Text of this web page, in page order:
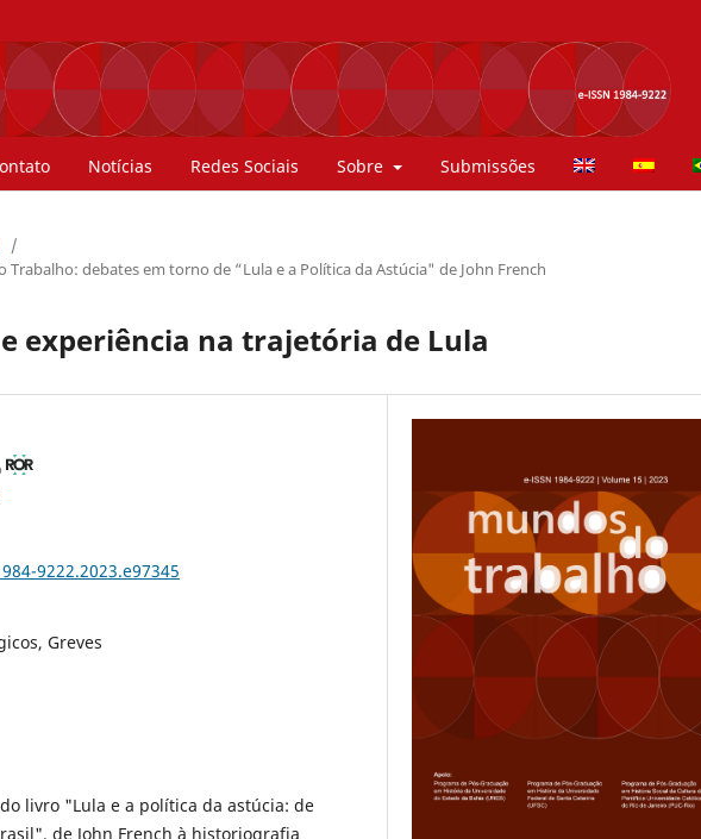
Notícias Redes Sociais Sobre Submissões
/
Trabalho: debates em torno de “Lula e a Política da Astúcia" de John French
experiência na trajetória de Lula
9222.2023.e97345
Greves
livro "Lula e a política da astúcia: de
de John French à historiografia